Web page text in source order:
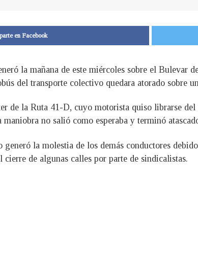
en Facebook
la mañana de este miércoles sobre el
del transporte colectivo quedara atorado sobre
de la Ruta 41-D, cuyo motorista quiso librarse
no salió como esperaba y terminó
generó la molestia de los demás conductores
cierre de algunas calles por parte de sindicalistas.